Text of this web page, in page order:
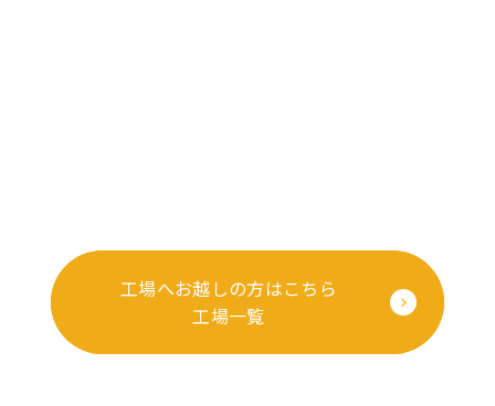
工場へお越しの方はこちら
工場一覧